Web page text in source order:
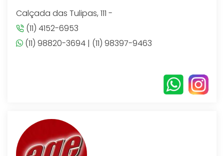
Calçada das Tulipas, 111 -
(11) 4152-6953
(11) 98820-3694 | (11) 98397-9463